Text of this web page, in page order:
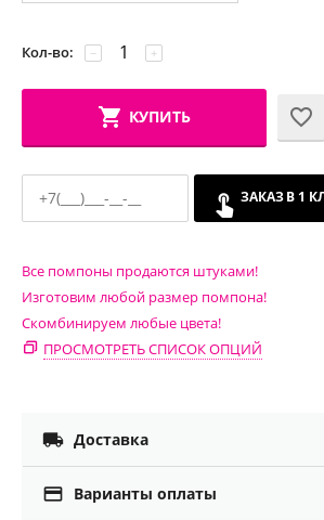
Кол-во: +
−
КУПИТЬ
ЗАКАЗ В 1
Все помпоны продаются штуками!
Изготовим любой размер помпона!
Скомбинируем любые цвета!
ПРОСМОТРЕТЬ СПИСОК ОПЦИЙ
 Доставка
 Варианты оплаты